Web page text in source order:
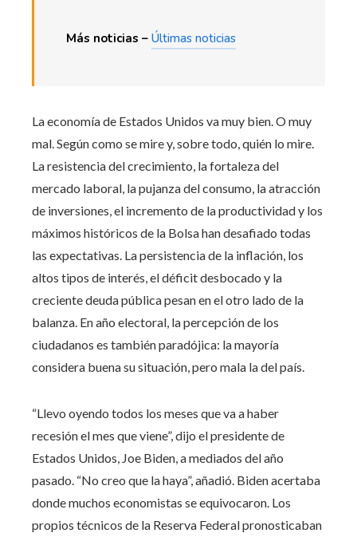
Más noticias – Últimas noticias
La economía de Estados Unidos va muy bien. O muy
mal. Según como se mire y, sobre todo, quién lo mire.
La resistencia del crecimiento, la fortaleza del
mercado laboral, la pujanza del consumo, la atracción
de inversiones, el incremento de la productividad y los
máximos históricos de la Bolsa han desafiado todas
las expectativas. La persistencia de la inflación, los
altos tipos de interés, el déficit desbocado y la
creciente deuda pública pesan en el otro lado de la
balanza. En año electoral, la percepción de los
ciudadanos es también paradójica: la mayoría
considera buena su situación, pero mala la del país.
“Llevo oyendo todos los meses que va a haber
recesión el mes que viene”, dijo el presidente de
Estados Unidos, Joe Biden, a mediados del año
pasado. “No creo que la haya”, añadió. Biden acertaba
donde muchos economistas se equivocaron. Los
propios técnicos de la Reserva Federal pronosticaban